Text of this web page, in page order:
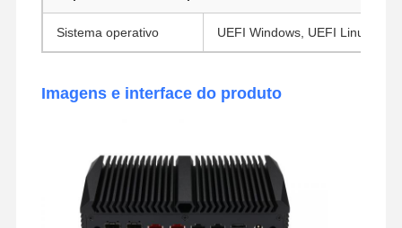
Sistema operativo UEFI Windows, UEFI Linux
Imagens e interface do produto